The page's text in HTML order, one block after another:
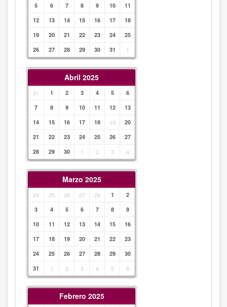
5 6 7 8 9 10
11
12
13 14 15 16 17
18
19
20 21 22 23 24
25
26
27 28 29 30 31 1
Abril 2025
31 1 2 3 4 5
6
7
8 9 10 11 12
13
14
15 16 17 18 19
20
21
22 23 24 25 26
27
28
29 30 1 2 3 4
Marzo 2025
24 25 26 27 28 1
2
3
4 5 6 7 8
9
10
11 12 13 14 15
16
17
18 19 20 21 22
23
24
25 26 27 28 29
30
31
1 2 3 4 5 6
Febrero 2025